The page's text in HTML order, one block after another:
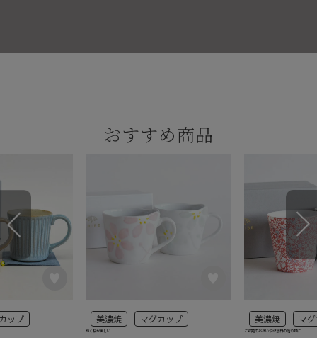
おすすめ商品
ップ 美濃焼 マグカップ
輝く桜が美しい
美濃焼 マ
ご結婚のお祝いや記念日の贈り物に